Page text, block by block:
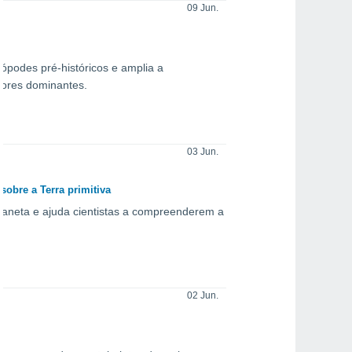
09 Jun.
pré-históricos e amplia a
dominantes.
03 Jun.
a Terra primitiva
e ajuda cientistas a compreenderem a
02 Jun.